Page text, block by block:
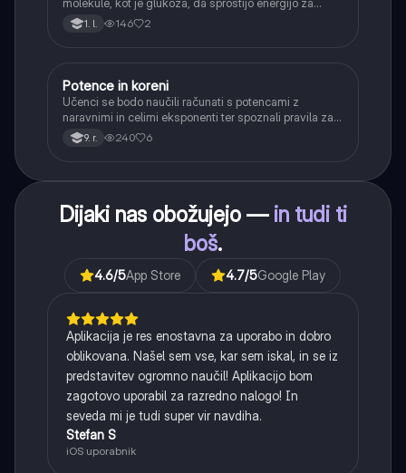
molekule, kot je glukoza, da sprostijo energijo za
svoje delovanje.
1. l. 146 2
Matematika
Potence in koreni
Učenci se bodo naučili računati s potencami z
naravnimi in celimi eksponenti ter spoznali pravila za
računanje z njimi. Obravnavali bodo kvadratne in
kubične korene ter delno korenjenje in racionalizacijo
9. r. 240 6
Dijaki nas obožujejo — in tudi ti
boš.
4.6/5App Store 4.7/5Google Play
Aplikacija je res enostavna za uporabo in dobro
oblikovana. Našel sem vse, kar sem iskal, in se iz
predstavitev ogromno naučil! Aplikacijo bom
zagotovo uporabil za razredno nalogo! In
seveda mi je tudi super vir navdiha.
Stefan S
iOS uporabnik